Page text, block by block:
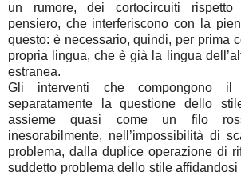
un rumore, dei cortocircuiti
pensiero, che interferiscono con la
questo: è necessario, quindi, per prima
propria lingua, che è già la lingua
estranea.
Gli interventi che compongono il
separatamente la questione dello
assieme quasi come un filo
inesorabilmente, nell’impossibilità di
problema, dalla duplice operazione di
suddetto problema dello stile